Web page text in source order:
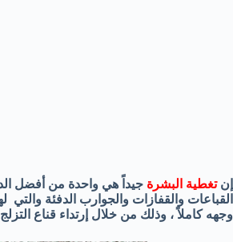
إنتغطية البشرة جيداً هي واحدة من أفضل
القباعات والقفازات والجوارب الدفئة والتي
وجهه كاملاً ، وذلك من خلال إرتداء قناع